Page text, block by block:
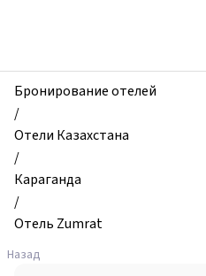
Отель
Zumrat,
Караганда,
Казахстан
Бронирование отелей
/
Отели Казахстана
/
Караганда
/
Отель Zumrat
Назад